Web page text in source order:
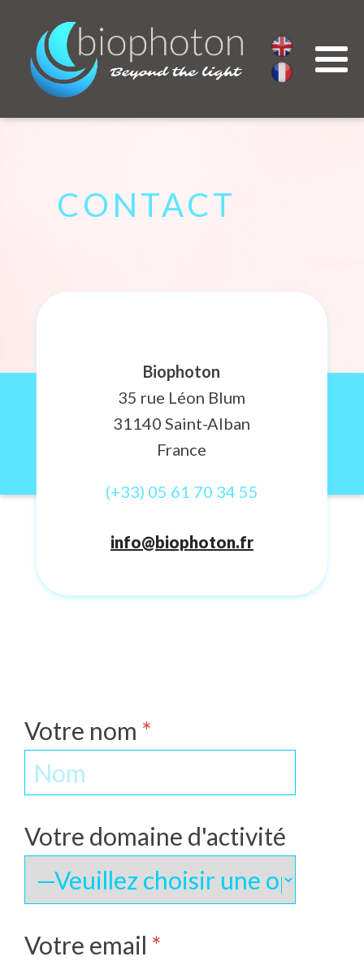
CONTACT
Biophoton
35 rue Léon Blum
31140 Saint-Alban
France
(+33) 05 61 70 34 55
info@biophoton.fr
Votre nom *
Votre domaine d'activité
Votre email *